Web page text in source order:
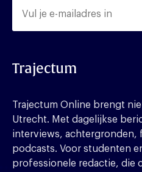
Trajectum
Trajectum Online brengt
Utrecht. Met dagelijkse
interviews, achtergronden,
podcasts. Voor studenten
professionele redactie, die